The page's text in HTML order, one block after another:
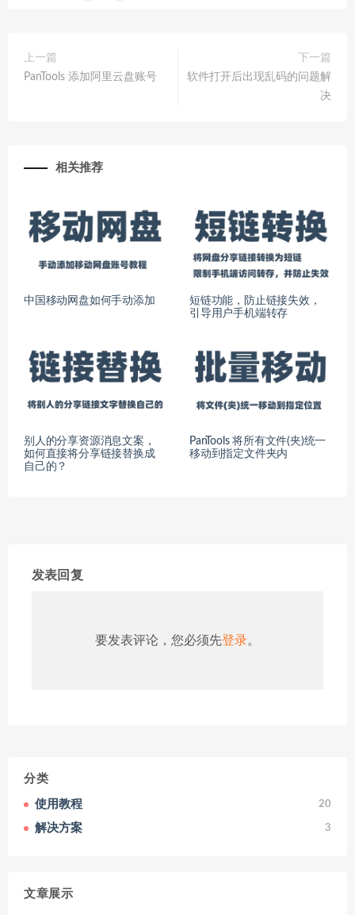
上一篇
PanTools 添加阿里云盘账号
下一篇
软件打开后出现乱码的问题解
决
相关推荐
中国移动网盘如何手动添加
短链功能，防止链接失效，
引导用户手机端转存
别人的分享资源消息文案，
如何直接将分享链接替换成
自己的？
PanTools 将所有文件(夹)统一
移动到指定文件夹内
发表回复
要发表评论，您必须先登录。
分类
使用教程 20
解决方案 3
文章展示